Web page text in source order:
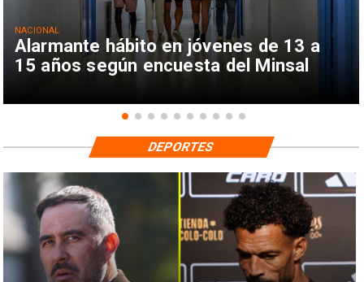
Alarmante hábito en jóvenes de 13 a
15 años según encuesta del Minsal
NACIONAL
DEPORTES